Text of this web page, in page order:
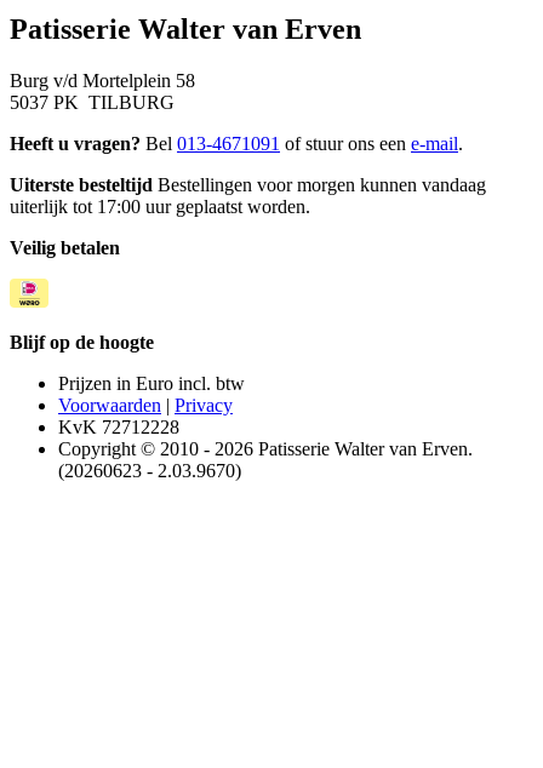
Patisserie Walter van Erven
Burg v/d Mortelplein 58
5037 PK TILBURG
Heeft u vragen? Bel 013-4671091 of stuur ons een e-mail.
Uiterste besteltijd Bestellingen voor morgen kunnen vandaag
uiterlijk tot 17:00 uur geplaatst worden.
Veilig betalen
Blijf op de hoogte
Prijzen in Euro incl. btw
Voorwaarden | Privacy
KvK 72712228
Copyright © 2010 - 2026 Patisserie Walter van Erven.
(20260623 - 2.03.9670)